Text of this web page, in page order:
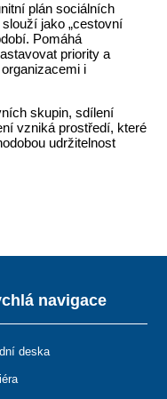
plán sociálních
jako „cestovní
Pomáhá
priority a
i
skupin, sdílení
vzniká prostředí, které
udržitelnost
navigace
deska